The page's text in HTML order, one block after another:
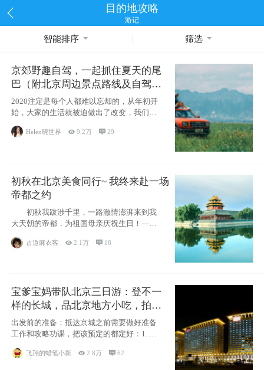
目的地攻略
游记
智能排序 筛选
京郊野趣自驾，一起抓住夏天的尾
巴（附北京周边景点路线及自驾攻
略）
2020注定是每个人都难以忘却的，从年初开
始，大家的生活就被迫做出了改变，我们也
不例外。本来双双辞职是为
Helen晓世界 9.2万 29
初秋在北京美食同行~ 我终来赴一场
帝都之约
初秋我跋涉千里，一路激情澎湃来到我
大天朝的帝都，为祖国母亲庆祝生日！——
古道麻衣客 2.1万  18
宝爹宝妈带队北京三日游：登不一
样的长城，品北京地方小吃，拍盘
古七星夜景！
出发前的准备：抵达京城之前需要做好准备
工作和攻略功课，把该预定的都定好：1. 酒
飞翔的蜡笔小新 2.8万 62